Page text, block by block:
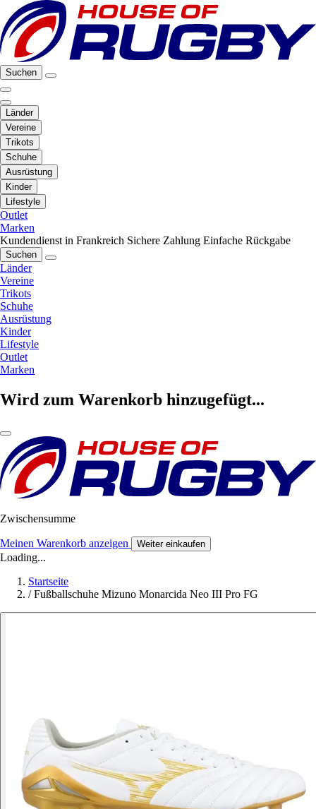
Suchen
Länder
Vereine
Trikots
Schuhe
Ausrüstung
Kinder
Lifestyle
Outlet
Marken
Kundendienst in Frankreich Sichere Zahlung Einfache Rückgabe
Suchen
Länder
Vereine
Trikots
Schuhe
Ausrüstung
Kinder
Lifestyle
Outlet
Marken
Wird zum Warenkorb hinzugefügt...
Zwischensumme
Meinen Warenkorb anzeigen Weiter einkaufen
Loading...
Startseite
/ Fußballschuhe Mizuno Monarcida Neo III Pro FG